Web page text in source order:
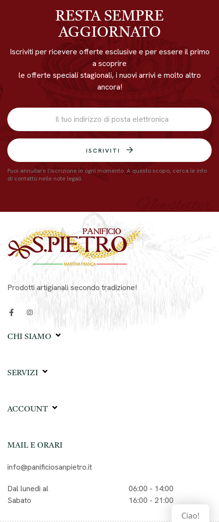
RESTA SEMPRE
AGGIORNATO
Iscriviti per ricevere offerte esclusive e per essere il primo
a scoprire
le offerte speciali stagionali, i nuovi arrivi e molto altro
ancora!
ISCRIVITI
Puoi annullare l'iscrizione in ogni momento. A questo scopo, cerca le info
di contatto nelle note legali.
Newsletter
Prodotti artigianali secondo tradizione!
CHI SIAMO
SERVIZI
ACCOUNT
MAIL E ORARI
info@panificiosanpietro.it
Dal lunedì al
Sabato
06:00 - 14:00
16:00 - 21:00
Ciao!